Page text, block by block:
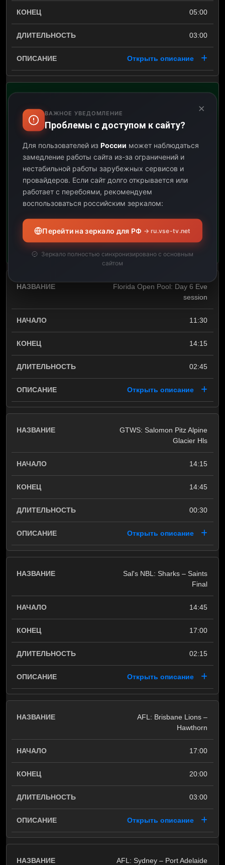
05:00
03:00
Открыть описание
11:30
Открыть описание
телепередачи описание.
Florida Open Pool: Day 6 Eve
session
11:30
14:15
02:45
Открыть описание
GTWS: Salomon Pitz Alpine
Glacier Hls
14:15
14:45
00:30
Открыть описание
Sal's NBL: Sharks – Saints
Final
14:45
17:00
02:15
Открыть описание
AFL: Brisbane Lions –
Hawthorn
17:00
20:00
03:00
Открыть описание
AFL: Sydney – Port Adelaide
×
ВАЖНОЕ УВЕДОМЛЕНИЕ
Проблемы с доступом к сайту?
Для пользователей из России может наблюдаться
замедление работы сайта из-за ограничений и
нестабильной работы зарубежных сервисов и
провайдеров. Если сайт долго открывается или
работает с перебоями, рекомендуем
воспользоваться российским зеркалом:
Перейти на зеркало для РФ → ru.vse-tv.net
Зеркало полностью синхронизировано с основным
сайтом